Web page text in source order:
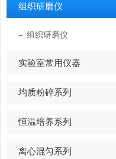
组织研磨仪
组织研磨仪
实验室常用仪器
均质粉碎系列
恒温培养系列
离心混匀系列